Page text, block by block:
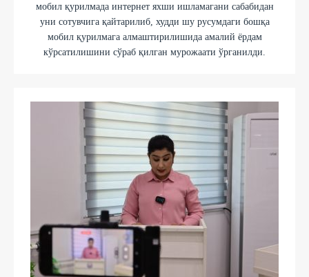
мобил қурилмада интернет яхши ишламагани сабабидан
уни сотувчига қайтарилиб, худди шу русумдаги бошқа
мобил қурилмага алмаштирилишида амалий ёрдам
кўрсатилишини сўраб қилган мурожаати ўрганилди.